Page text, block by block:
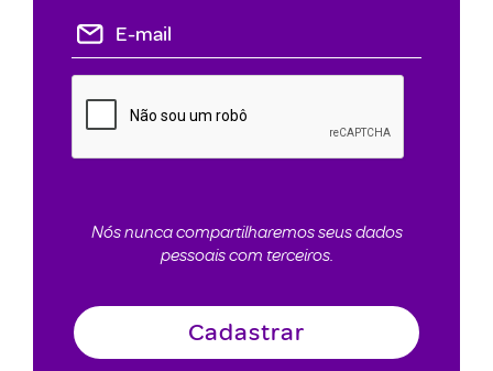
Nós nunca compartilharemos seus dados
pessoais com terceiros.